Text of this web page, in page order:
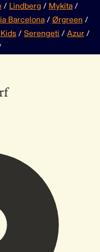
/ Lindberg / Mykita /
Barcelona/ Ørgreen /
/ Serengeti / Azur /